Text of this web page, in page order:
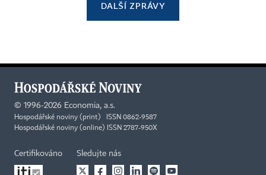
DALŠÍ ZPRÁVY
© 1996-2026 Economia, a.s.
Hospodářské noviny (print) ISSN 0862-9587
Hospodářské noviny (online) ISSN 2787-950X
Certifikováno Sledujte nás